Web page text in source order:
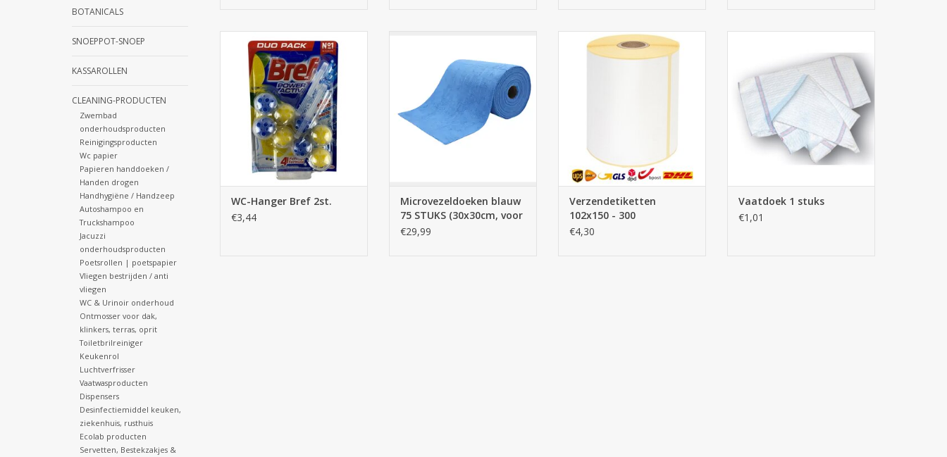
BOTANICALS
SNOEPPOT-SNOEP
KASSAROLLEN
CLEANING-PRODUCTEN
Zwembad
onderhoudsproducten
Reinigingsproducten
Wc papier
Papieren handdoeken /
Handen drogen
Handhygiëne / Handzeep
Autoshampoo en
Truckshampoo
Jacuzzi
onderhoudsproducten
Poetsrollen | poetspapier
Vliegen bestrijden / anti
vliegen
WC & Urinoir onderhoud
Ontmosser voor dak,
klinkers, terras, oprit
Toiletbrilreiniger
Keukenrol
Luchtverfrisser
Vaatwasproducten
Dispensers
Desinfectiemiddel keuken,
ziekenhuis, rusthuis
Ecolab producten
Servetten, Bestekzakjes &
WC-Hanger Bref 2st.
TOEVOEGEN AAN WINKELWAGEN
WC-Hanger Bref 2st.
€3,44
schoonmaak)
TOEVOEGEN AAN WINKELWAGEN
Microvezeldoeken blauw
75 STUKS (30x30cm, voor
schoonmaak)
€29,99
Verzendetiketten 102x150 - 300
verzendlabels - kern 25mm
Verzendetiketten
102x150 - 300
verzendlabels - kern
€4,30
TOEVOEGEN AAN WINKELWAGEN
Vaatdoek 1 stuks
€1,01